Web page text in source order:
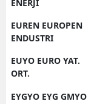
ENERJI
EUREN EUROPEN
ENDUSTRI
EUYO EURO YAT.
ORT.
EYGYO EYG GMYO